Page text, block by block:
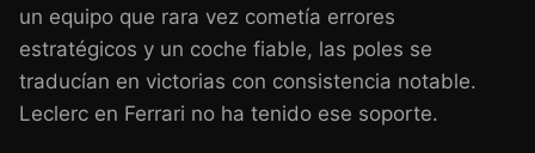
un equipo que rara vez cometía errores
estratégicos y un coche fiable, las poles se
traducían en victorias con consistencia notable.
Leclerc en Ferrari no ha tenido ese soporte.